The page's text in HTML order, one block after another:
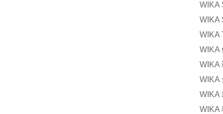
WIKA
WIKA
WIKA
WIKA
WIKA
WIKA
WIKA
WIKA